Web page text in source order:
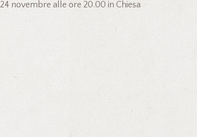
24 novembre alle ore 20.00 in Chiesa